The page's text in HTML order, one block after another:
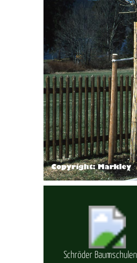
Schröder Baumschulen